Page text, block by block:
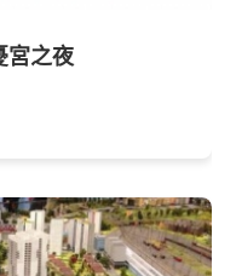
宮之夜